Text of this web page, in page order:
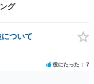
グ
ついて
役にたった 7